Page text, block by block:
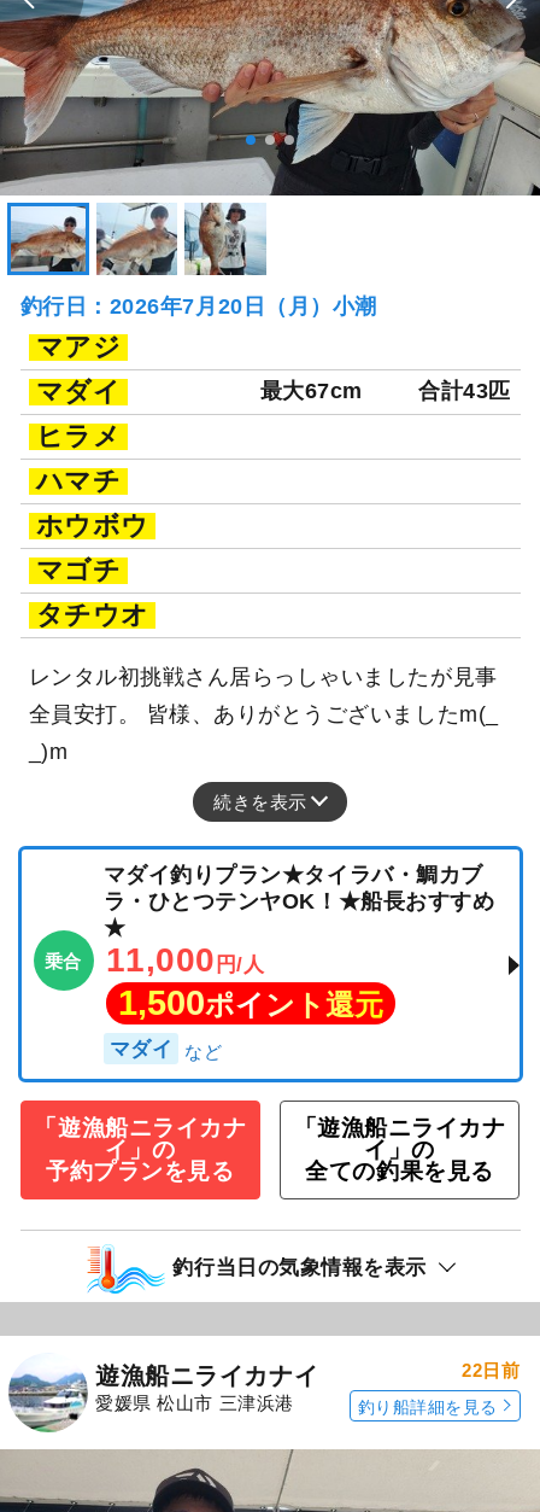
釣行日：2026年7月20日（月）小潮
マアジ
マダイ
最大67cm 合計43匹
ヒラメ
ハマチ
ホウボウ
マゴチ
タチウオ
レンタル初挑戦さん居らっしゃいましたが見事
全員安打。 皆様、ありがとうございましたm(_
_)m
続きを表示
乗合
マダイ釣りプラン★タイラバ・鯛カブ
ラ・ひとつテンヤOK！★船長おすすめ
★
11,000 円/人
1,500ポイント還元
マダイ
「遊漁船ニライカナ
イ」の
予約プランを見る
「遊漁船ニライカナ
イ」の
全ての釣果を見る
釣行当日の気象情報を表示
遊漁船ニライカナイ
愛媛県 松山市 三津浜港
22日前
釣り船詳細を見る